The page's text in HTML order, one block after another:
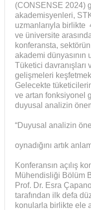
(CONSENSE 2024)
akademisyenleri,
uzmanlarıyla birlikte
ve üniversite
konferansta,
akademi
Tüketici
gelişmeleri
Gelecekte
ve artan fonksiyonel
duyusal analizin
“Duyusal analizin
oynadığını artık
Konferansın açılış
Mühendisliği Bölüm
Prof. Dr. Esra
tarafından ilk defa
konularla birlikte ele